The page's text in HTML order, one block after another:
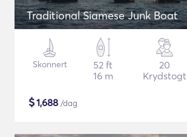
Traditional Siamese Junk Boat
Skonnert
52 ft
16 m
20
Krydstogt
$1,688 /dag